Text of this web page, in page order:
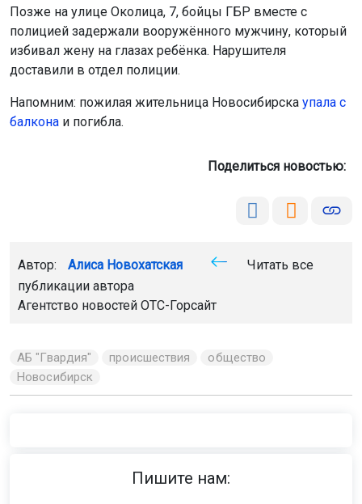
Позже на улице Околица, 7, бойцы ГБР вместе с
полицией задержали вооружённого мужчину, который
избивал жену на глазах ребёнка. Нарушителя
доставили в отдел полиции.
Напомним: пожилая жительница Новосибирска упала с
балкона и погибла.
Поделиться новостью:
Автор: Алиса Новохатская
Читать все
публикации автора
Агентство новостей ОТС-Горсайт
АБ "Гвардия" происшествия
общество
Новосибирск
Пишите нам: